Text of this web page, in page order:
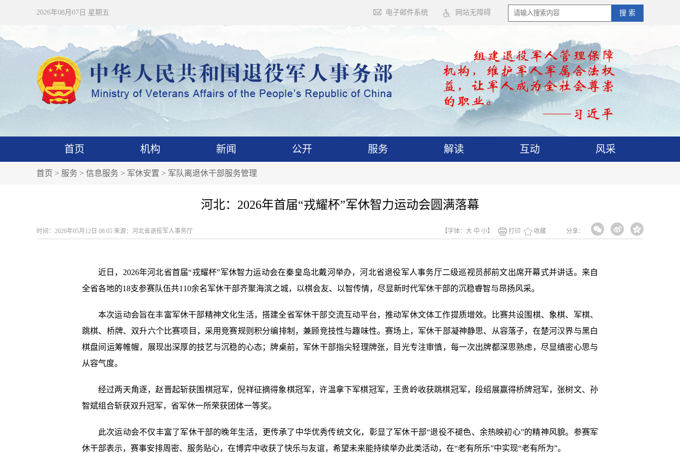
2026年08月07日 星期五 搜 索
电子邮件系统 网站无障碍
首页 机构 新闻 公开 服务 解读 互动 风采
首页 > 服务 > 信息服务 > 军休安置 > 军队离退休干部服务管理
河北：2026年首届“戎耀杯”军休智力运动会圆满落幕
时间：2026年05月12日 08:05 来源：河北省退役军人事务厅 分享：
【字体： 大 中 小】 打印 收藏
近日，2026年河北省首届“戎耀杯”军休智力运动会在秦皇岛北戴河举办，河北省退役军人事务厅二级巡视员郝前文出席开幕式并讲话。来自
全省各地的18支参赛队伍共110余名军休干部齐聚海滨之城，以棋会友、以智传情，尽显新时代军休干部的沉稳睿智与昂扬风采。
本次运动会旨在丰富军休干部精神文化生活，搭建全省军休干部交流互动平台，推动军休文体工作提质增效。比赛共设围棋、象棋、军棋、
跳棋、桥牌、双升六个比赛项目，采用竞赛规则积分编排制，兼顾竞技性与趣味性。赛场上，军休干部凝神静思、从容落子，在楚河汉界与黑白
棋盘间运筹帷幄，展现出深厚的技艺与沉稳的心态；牌桌前，军休干部指尖轻理牌张，目光专注审慎，每一次出牌都深思熟虑，尽显缜密心思与
从容气度。
经过两天角逐，赵晋起斩获围棋冠军，倪祥征摘得象棋冠军，许温拿下军棋冠军，王贵岭收获跳棋冠军，段绍展赢得桥牌冠军，张树文、孙
智斌组合斩获双升冠军，省军休一所荣获团体一等奖。
此次运动会不仅丰富了军休干部的晚年生活，更传承了中华优秀传统文化，彰显了军休干部“退役不褪色、余热映初心”的精神风貌。参赛军
休干部表示，赛事安排周密、服务贴心，在博弈中收获了快乐与友谊，希望未来能持续举办此类活动，在“老有所乐”中实现“老有所为”。